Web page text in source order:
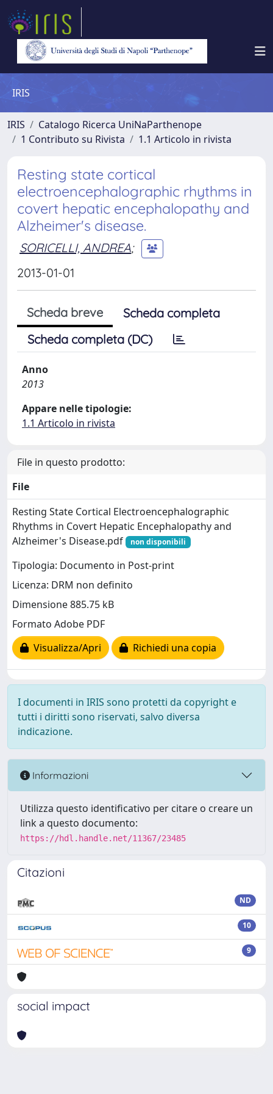
IRIS
IRIS
Catalogo Ricerca UniNaParthenope
1 Contributo su Rivista
1.1 Articolo in rivista
Resting state cortical
electroencephalographic rhythms in
covert hepatic encephalopathy and
Alzheimer's disease.
SORICELLI, ANDREA;
2013-01-01
Scheda breve
Scheda completa
Scheda completa (DC)
Anno
2013
Appare nelle tipologie:
1.1 Articolo in rivista
File in questo prodotto:
File
Resting State Cortical Electroencephalographic
Rhythms in Covert Hepatic Encephalopathy and
Alzheimer's Disease.pdf
non disponibili
Tipologia: Documento in Post-print
Licenza: DRM non definito
Dimensione 885.75 kB
Formato Adobe PDF
Visualizza/Apri
Richiedi una copia
I documenti in IRIS sono protetti da copyright e
tutti i diritti sono riservati, salvo diversa
indicazione.
Informazioni
Utilizza questo identificativo per citare o creare un
link a questo documento:
https://hdl.handle.net/11367/23485
Citazioni
ND
10
9
social impact